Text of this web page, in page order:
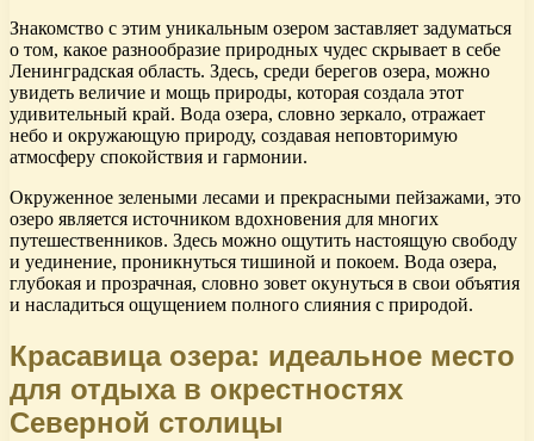
Знакомство с этим уникальным озером заставляет задуматься
о том, какое разнообразие природных чудес скрывает в себе
Ленинградская область. Здесь, среди берегов озера, можно
увидеть величие и мощь природы, которая создала этот
удивительный край. Вода озера, словно зеркало, отражает
небо и окружающую природу, создавая неповторимую
атмосферу спокойствия и гармонии.
Окруженное зелеными лесами и прекрасными пейзажами, это
озеро является источником вдохновения для многих
путешественников. Здесь можно ощутить настоящую свободу
и уединение, проникнуться тишиной и покоем. Вода озера,
глубокая и прозрачная, словно зовет окунуться в свои объятия
и насладиться ощущением полного слияния с природой.
Красавица озера: идеальное место
для отдыха в окрестностях
Северной столицы